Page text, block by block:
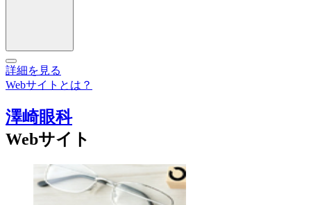
詳細を見る
Webサイトとは？
澤崎眼科
Webサイト